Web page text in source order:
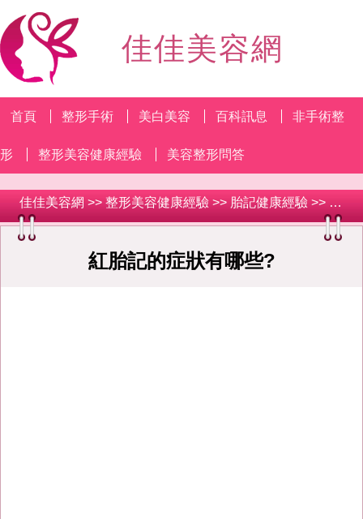
佳佳美容網
首頁 整形手術 美白美容 百科訊息 非手術整
形 整形美容健康經驗 美容整形問答
佳佳美容網 >> 整形美容健康經驗 >> 胎記健康經驗 >> 紅胎記的症狀有哪些?
紅胎記的症狀有哪些?